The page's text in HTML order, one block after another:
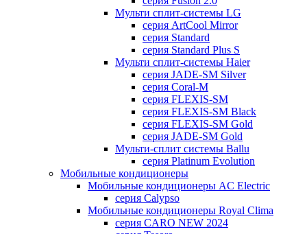
Мульти сплит-системы LG
серия ArtCool Mirror
серия Standard
серия Standard Plus S
Мульти сплит-системы Haier
серия JADE-SM Silver
серия Coral-M
серия FLEXIS-SM
серия FLEXIS-SM Black
серия FLEXIS-SM Gold
серия JADE-SM Gold
Мульти-сплит системы Ballu
серия Platinum Evolution
Мобильные кондиционеры
Мобильные кондиционеры AC Electric
серия Calypso
Мобильные кондиционеры Royal Clima
серия CARO NEW 2024